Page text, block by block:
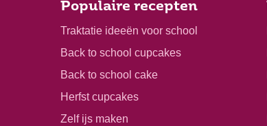
Populaire recepten
Traktatie ideeën voor school
Back to school cupcakes
Back to school cake
Herfst cupcakes
Zelf ijs maken